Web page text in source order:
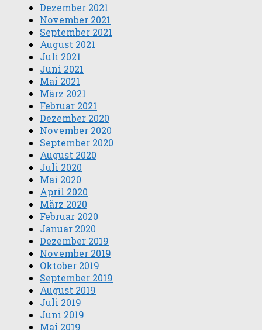
Dezember 2021
November 2021
September 2021
August 2021
Juli 2021
Juni 2021
Mai 2021
März 2021
Februar 2021
Dezember 2020
November 2020
September 2020
August 2020
Juli 2020
Mai 2020
April 2020
März 2020
Februar 2020
Januar 2020
Dezember 2019
November 2019
Oktober 2019
September 2019
August 2019
Juli 2019
Juni 2019
Mai 2019